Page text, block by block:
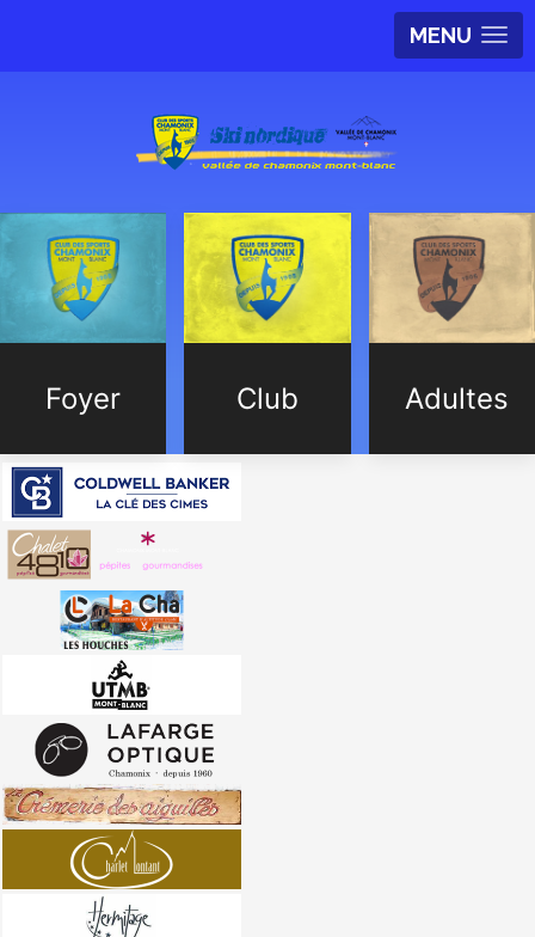
MENU
Foyer Club Adultes